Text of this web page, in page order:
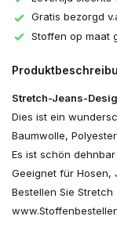
Gratis bezorgd
Stoffen op maat
Stretch-Jeans-
Dies ist ein
Baumwolle,
Es ist schön
Geeignet für Hosen,
Bestellen Sie